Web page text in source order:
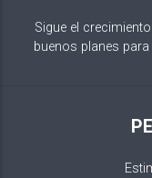
Sigue el
buenos planes